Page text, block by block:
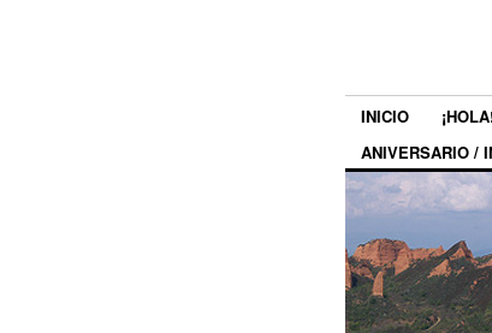
INICIO
ANIVERSARIO /